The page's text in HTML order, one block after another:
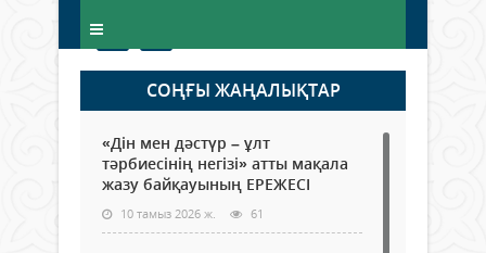
СОҢҒЫ ЖАҢАЛЫҚТАР
«Дін мен дәстүр – ұлт
тәрбиесінің негізі» атты мақала
жазу байқауының ЕРЕЖЕСІ
10 тамыз 2026 ж. 61